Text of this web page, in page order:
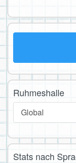
Ruhmeshalle
Global
Stats nach